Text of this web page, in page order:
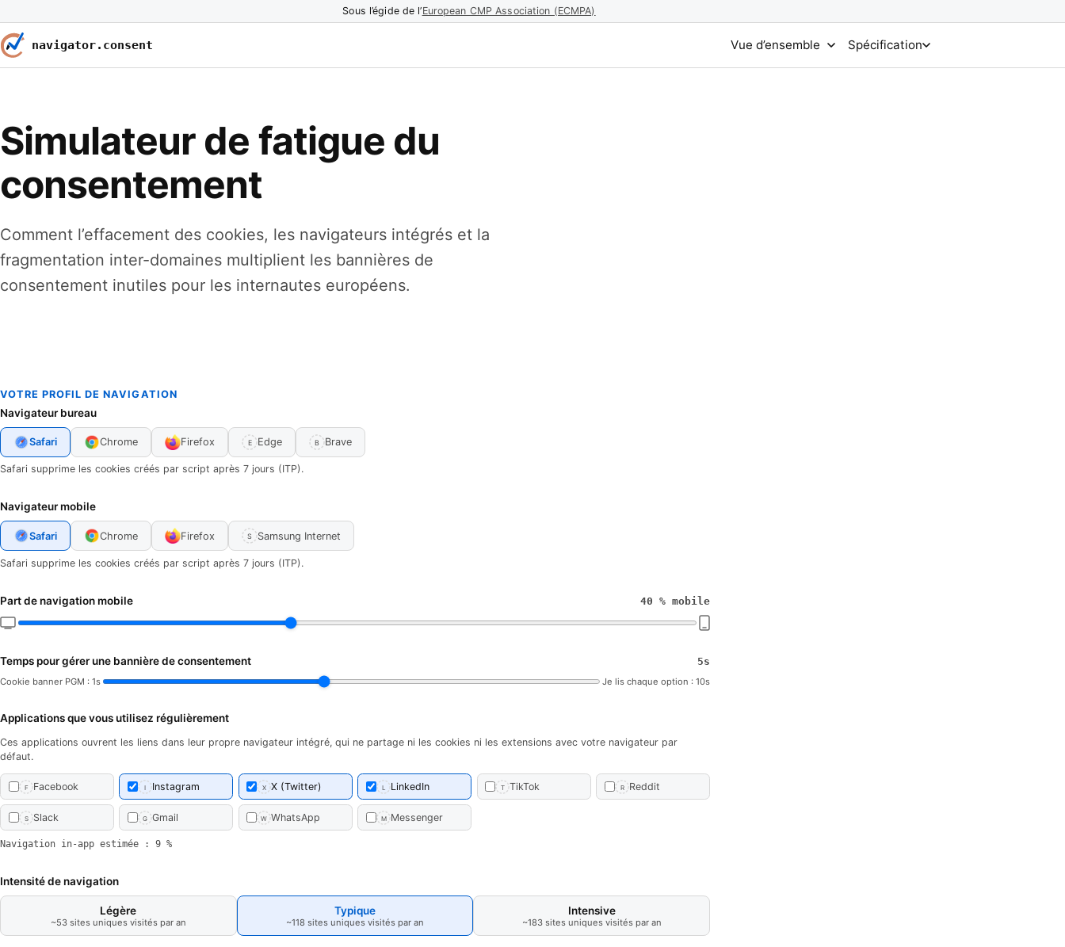
Sous l’égide de l’European CMP Association (ECMPA)
navigator.consent Vue d’ensemble Spécification
Simulateur de fatigue du
consentement
Comment l’effacement des cookies, les navigateurs intégrés et la
fragmentation inter-domaines multiplient les bannières de
consentement inutiles pour les internautes européens.
VOTRE PROFIL DE NAVIGATION
Navigateur bureau
Safari Chrome Firefox E Edge B Brave
Safari supprime les cookies créés par script après 7 jours (ITP).
Navigateur mobile
Safari Chrome Firefox S Samsung Internet
Safari supprime les cookies créés par script après 7 jours (ITP).
Part de navigation mobile 40 % mobile
Temps pour gérer une bannière de consentement 5s
Cookie banner PGM : 1s Je lis chaque option : 10s
Applications que vous utilisez régulièrement
Ces applications ouvrent les liens dans leur propre navigateur intégré, qui ne partage ni les cookies ni les extensions avec votre navigateur par
défaut.
F Facebook I Instagram X X (Twitter) L LinkedIn T TikTok R Reddit
S Slack G Gmail W WhatsApp M Messenger
Navigation in-app estimée : 9 %
Intensité de navigation
Légère
~53 sites uniques visités par an
Typique
~118 sites uniques visités par an
Intensive
~183 sites uniques visités par an